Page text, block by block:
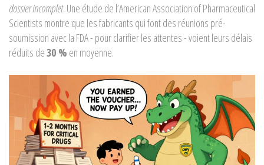
dossier incomplet. Une étude de l’American Association of Pharmaceutical
Scientists montre que les fabricants qui font des réunions pré-
soumission avec la FDA - pour clarifier les attentes - voient leurs délais
réduits de30 % en moyenne.